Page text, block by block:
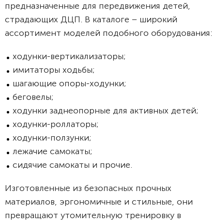
предназначенные для передвижения детей,
страдающих ДЦП. В каталоге – широкий
ассортимент моделей подобного оборудования:
ходунки-вертикализаторы;
имитаторы ходьбы;
шагающие опоры-ходунки;
беговелы;
ходунки заднеопорные для активных детей;
ходунки-роллаторы;
ходунки-ползунки;
лежачие самокаты;
сидячие самокаты и прочие.
Изготовленные из безопасных прочных
материалов, эргономичные и стильные, они
превращают утомительную тренировку в